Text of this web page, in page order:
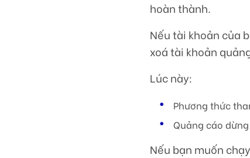
hoàn thành.
Nếu tài khoản của
xoá tài khoản
Lúc này:
Phương thức
Quảng cáo
Nếu bạn muốn